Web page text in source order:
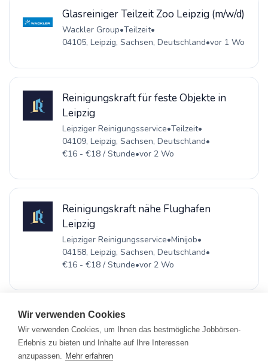
Glasreiniger Teilzeit Zoo Leipzig (m/w/d)
Wackler Group•Teilzeit•
04105, Leipzig, Sachsen, Deutschland•vor 1 Wo
Reinigungskraft für feste Objekte in
Leipzig
Leipziger Reinigungsservice•Teilzeit•
04109, Leipzig, Sachsen, Deutschland•
€16 - €18 / Stunde•vor 2 Wo
Reinigungskraft nähe Flughafen
Leipzig
Leipziger Reinigungsservice•Minijob•
04158, Leipzig, Sachsen, Deutschland•
€16 - €18 / Stunde•vor 2 Wo
Registrieren•Alle Jobs•Blog•Rahmen- und Lohntarifvertrag
Kontakt•Datenschutz
Wir verwenden Cookies
Wir verwenden Cookies, um Ihnen das bestmögliche Jobbörsen-
Erlebnis zu bieten und Inhalte auf Ihre Interessen
anzupassen. Mehr erfahren